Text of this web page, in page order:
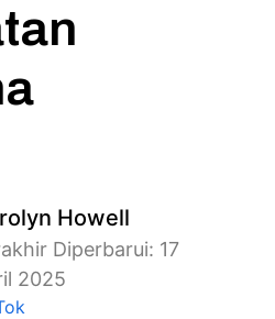
Howell
Diperbarui: 17
2025